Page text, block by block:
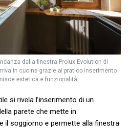
dalla finestra Prolux Evolution di
in cucina grazie al pratico inserimento
estetica e funzionalità
si rivela l’inserimento di un
parete che mette in
il soggiorno e permette alla finestra